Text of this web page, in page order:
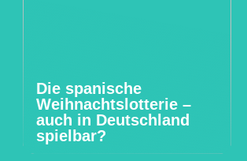
Die spanische
Weihnachtslotterie –
auch in Deutschland
spielbar?